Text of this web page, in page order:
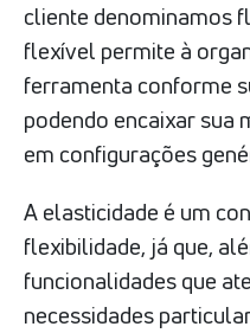
cliente denominamos
flexível permite à
ferramenta conforme
podendo encaixar sua
em configurações
A elasticidade é um
flexibilidade, já que,
funcionalidades que
necessidades